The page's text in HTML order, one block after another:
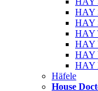
HAY
HAY
HAY
HAY
HAY
HAY
Häfele
House